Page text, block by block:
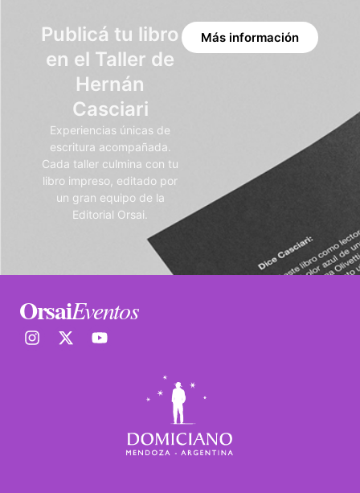
Publicá tu libro
en el Taller de
Hernán
Casciari
Experiencias únicas de
escritura acompañada.
Cada taller culmina con tu
libro impreso, editado por
un gran equipo de la
Editorial Orsai.
Más información
OrsaiEventos